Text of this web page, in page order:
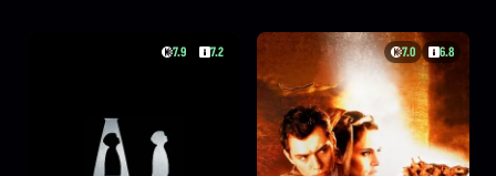
7.9 7.2 7.0 6.8